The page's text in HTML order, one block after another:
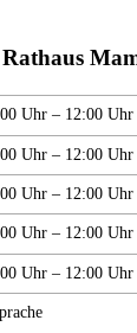
Uhr – 12:00 Uhr
Uhr – 12:00 Uhr
Uhr – 12:00 Uhr
Uhr – 12:00 Uhr
Uhr – 12:00 Uhr